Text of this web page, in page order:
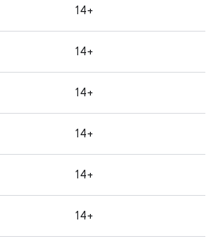
14+
14+
14+
14+
14+
14+